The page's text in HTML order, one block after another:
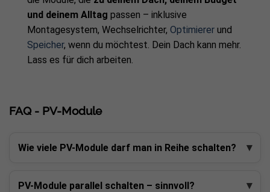
und deinem Alltag passen – inklusive
Montagesystem, Wechselrichter, Optimierer und
Speicher, wenn du möchtest. Dein Dach kann mehr.
Lass es für dich arbeiten.
FAQ - PV-Module
Wie viele PV-Module darf man in Reihe schalten?
PV-Module parallel schalten – sinnvoll?